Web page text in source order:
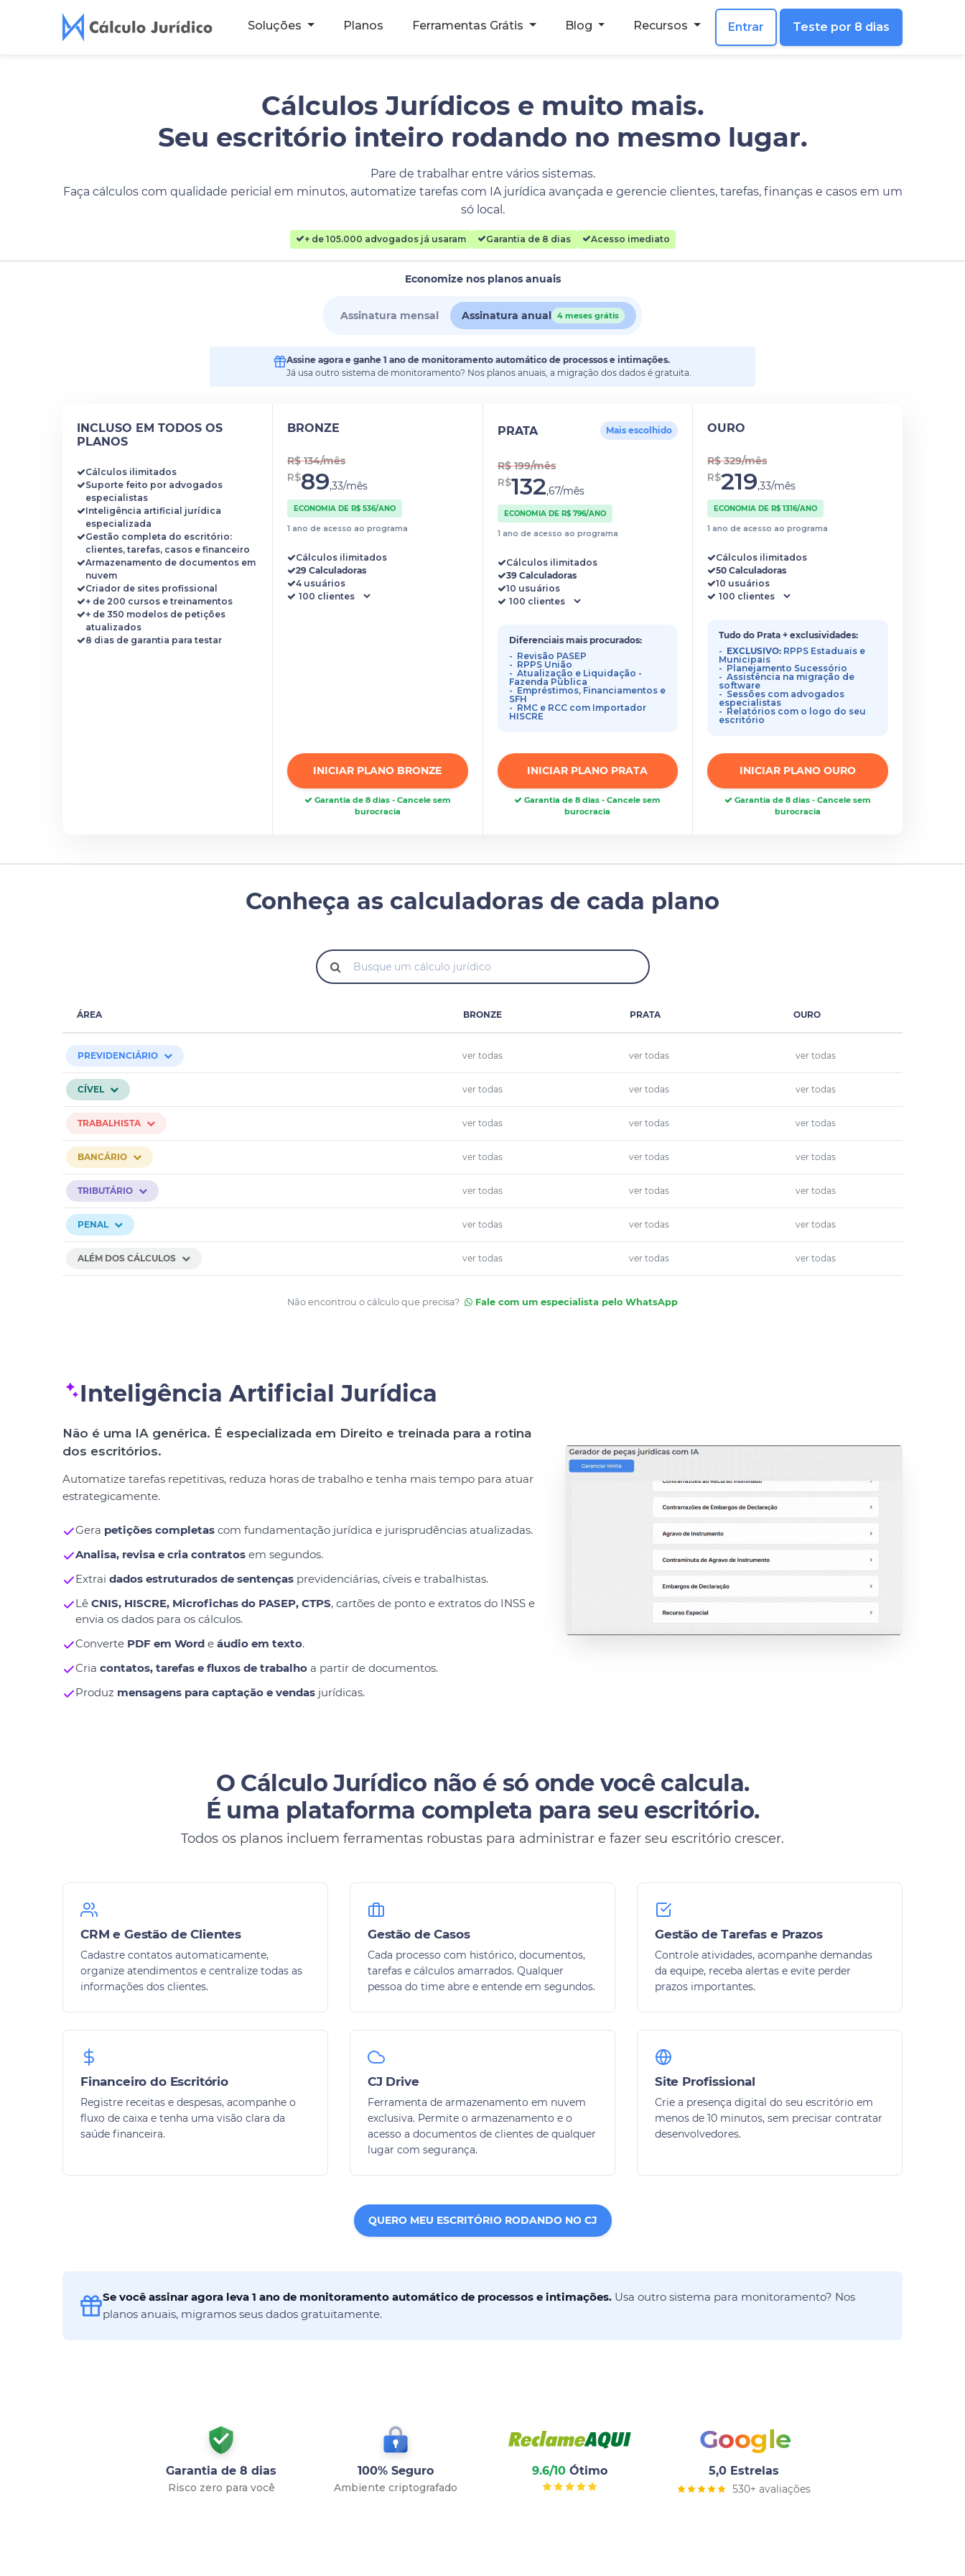
Soluções Planos Ferramentas Grátis Blog Recursos Entrar Teste por 8 dias
Cálculos Jurídicos e muito mais.
Seu escritório inteiro rodando no mesmo lugar.
Pare de trabalhar entre vários sistemas.
Faça cálculos com qualidade pericial em minutos, automatize tarefas com IA jurídica avançada e gerencie clientes, tarefas, finanças e casos em um
só local.
+ de 105.000 advogados já usaram Garantia de 8 dias Acesso imediato
Economize nos planos anuais
Assinatura mensal Assinatura anual 4 meses grátis
Assine agora e ganhe 1 ano de monitoramento automático de processos e intimações.
Já usa outro sistema de monitoramento? Nos planos anuais, a migração dos dados é gratuita.
INCLUSO EM TODOS OS
PLANOS
Cálculos ilimitados
Suporte feito por advogados
especialistas
Inteligência artificial jurídica
especializada
Gestão completa do escritório:
clientes, tarefas, casos e financeiro
Armazenamento de documentos em
nuvem
Criador de sites profissional
+ de 200 cursos e treinamentos
+ de 350 modelos de petições
atualizados
8 dias de garantia para testar
BRONZE
R$ 134/mês
R$89,33/mês
ECONOMIA DE R$ 536/ANO
1 ano de acesso ao programa
Cálculos ilimitados
29 Calculadoras
4 usuários
INICIAR PLANO BRONZE
Garantia de 8 dias - Cancele sem
burocracia
PRATA Mais escolhido
R$ 199/mês
R$132,67/mês
ECONOMIA DE R$ 796/ANO
1 ano de acesso ao programa
Cálculos ilimitados
39 Calculadoras
10 usuários
Diferenciais mais procurados:
Revisão PASEP
RPPS União
Atualização e Liquidação -
Fazenda Pública
Empréstimos, Financiamentos e
SFH
RMC e RCC com Importador
HISCRE
INICIAR PLANO PRATA
Garantia de 8 dias - Cancele sem
burocracia
OURO
R$ 329/mês
R$219,33/mês
ECONOMIA DE R$ 1316/ANO
1 ano de acesso ao programa
Cálculos ilimitados
50 Calculadoras
10 usuários
Tudo do Prata + exclusividades:
EXCLUSIVO: RPPS Estaduais e
Municipais
Planejamento Sucessório
Assistência na migração de
software
Sessões com advogados
especialistas
Relatórios com o logo do seu
escritório
INICIAR PLANO OURO
Garantia de 8 dias - Cancele sem
burocracia
Conheça as calculadoras de cada plano
ÁREA BRONZE PRATA OURO
PREVIDENCIÁRIO ver todas ver todas ver todas
CÍVEL ver todas ver todas ver todas
TRABALHISTA ver todas ver todas ver todas
BANCÁRIO ver todas ver todas ver todas
TRIBUTÁRIO ver todas ver todas ver todas
PENAL ver todas ver todas ver todas
ALÉM DOS CÁLCULOS ver todas ver todas ver todas
Não encontrou o cálculo que precisa? Fale com um especialista pelo WhatsApp
Inteligência Artificial Jurídica
Não é uma IA genérica. É especializada em Direito e treinada para a rotina
dos escritórios.
Automatize tarefas repetitivas, reduza horas de trabalho e tenha mais tempo para atuar
estrategicamente.
Gera petições completascom fundamentação jurídica e jurisprudências atualizadas.
Analisa, revisa e cria contratosem segundos.
Extrai dados estruturados de sentençasprevidenciárias, cíveis e trabalhistas.
Lê CNIS, HISCRE, Microfichas do PASEP, CTPS, cartões de ponto e extratos do INSS e
envia os dados para os cálculos.
Converte PDF em Worde áudio em texto.
Cria contatos, tarefas e fluxos de trabalhoa partir de documentos.
Produz mensagens para captação e vendasjurídicas.
O Cálculo Jurídico não é só onde você calcula.
É uma plataforma completa para seu escritório.
Todos os planos incluem ferramentas robustas para administrar e fazer seu escritório crescer.
CRM e Gestão de Clientes
Cadastre contatos automaticamente,
organize atendimentos e centralize todas as
informações dos clientes.
Gestão de Casos
Cada processo com histórico, documentos,
tarefas e cálculos amarrados. Qualquer
pessoa do time abre e entende em segundos.
Gestão de Tarefas e Prazos
Controle atividades, acompanhe demandas
da equipe, receba alertas e evite perder
prazos importantes.
Financeiro do Escritório
Registre receitas e despesas, acompanhe o
fluxo de caixa e tenha uma visão clara da
saúde financeira.
CJ Drive
Ferramenta de armazenamento em nuvem
exclusiva. Permite o armazenamento e o
acesso a documentos de clientes de qualquer
lugar com segurança.
Site Profissional
Crie a presença digital do seu escritório em
menos de 10 minutos, sem precisar contratar
desenvolvedores.
QUERO MEU ESCRITÓRIO RODANDO NO CJ
Se você assinar agora leva 1 ano de monitoramento automático de processos e intimações. Usa outro sistema para monitoramento? Nos
planos anuais, migramos seus dados gratuitamente.
Garantia de 8 dias
Risco zero para você
100% Seguro
Ambiente criptografado
9.6/10Ótimo
Google
5,0 Estrelas
530+ avaliações